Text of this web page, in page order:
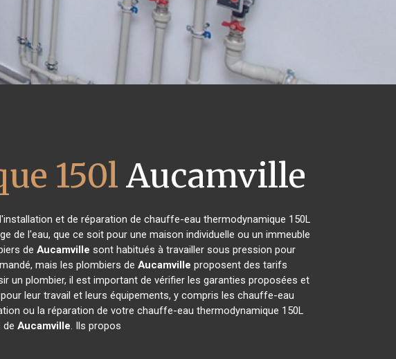
150l Aucamville
et de réparation de chauffe-eau thermodynamique 150L
de l'eau, que ce soit pour une maison individuelle ou un immeuble
de Aucamville sont habitués à travailler sous pression pour
mais les plombiers de Aucamville proposent des tarifs
un plombier, il est important de vérifier les garanties proposées et
leur travail et leurs équipements, y compris les chauffe-eau
ou la réparation de votre chauffe-eau thermodynamique 150L
de Aucamville. Ils propos